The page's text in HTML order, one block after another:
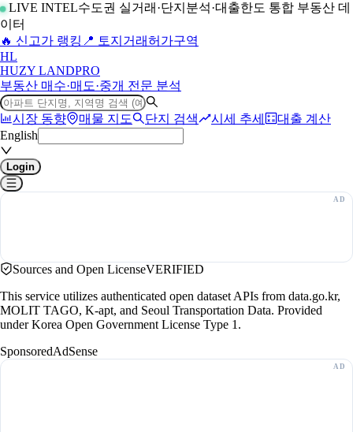
LIVE INTEL수도권 실거래·단지분석·대출한도 통합 부동산 데
이터
🔥 신고가 랭킹 📍 토지거래허가구역
HL
HUZY LANDPRO
부동산 매수·매도·중개 전문 분석
시장 동향 매물 지도 단지 검색 시세 추세
대출 계산
English
Login
Sources and Open LicenseVERIFIED
This service utilizes authenticated open dataset APIs from data.go.kr,
MOLIT TAGO, K-apt, and Seoul Transportation Data. Provided
under Korea Open Government License Type 1.
SponsoredAdSense